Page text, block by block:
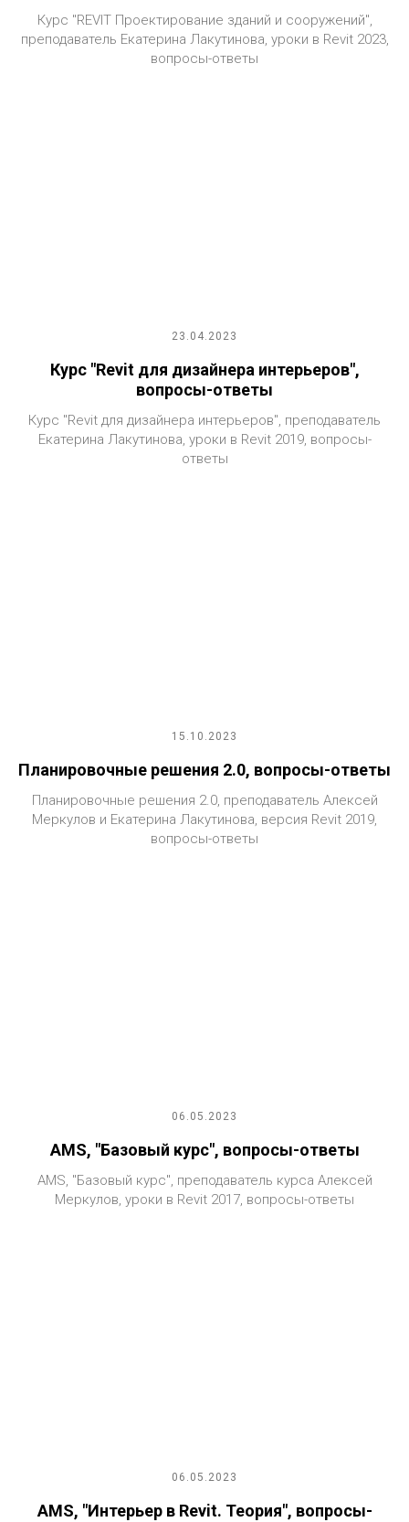
Курс "REVIT Проектирование зданий и сооружений",
преподаватель Екатерина Лакутинова, уроки в Revit 2023,
вопросы-ответы
23.04.2023
Курс "Revit для дизайнера интерьеров",
вопросы-ответы
Курс "Revit для дизайнера интерьеров", преподаватель
Екатерина Лакутинова, уроки в Revit 2019, вопросы-
ответы
15.10.2023
Планировочные решения 2.0, вопросы-ответы
Планировочные решения 2.0, преподаватель Алексей
Меркулов и Екатерина Лакутинова, версия Revit 2019,
вопросы-ответы
06.05.2023
AMS, "Базовый курс", вопросы-ответы
AMS, "Базовый курс", преподаватель курса Алексей
Меркулов, уроки в Revit 2017, вопросы-ответы
06.05.2023
AMS, "Интерьер в Revit. Теория", вопросы-